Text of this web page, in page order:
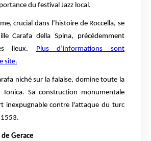
du festival Jazz local.
crucial dans l’histoire de Roccella, se
Carafa della Spina, précédemment
lieux. Plus d’informations sont
site.
niché sur la falaise, domine toute la
Ionica. Sa construction monumentale
inexpugnable contre l'attaque du turc
1553.
Gerace